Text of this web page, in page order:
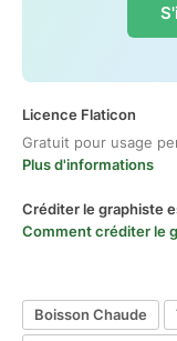
Licence Flaticon
Gratuit pour usage
Plus d'informations
Créditer le graphiste
Comment créditer le
Boisson Chaude